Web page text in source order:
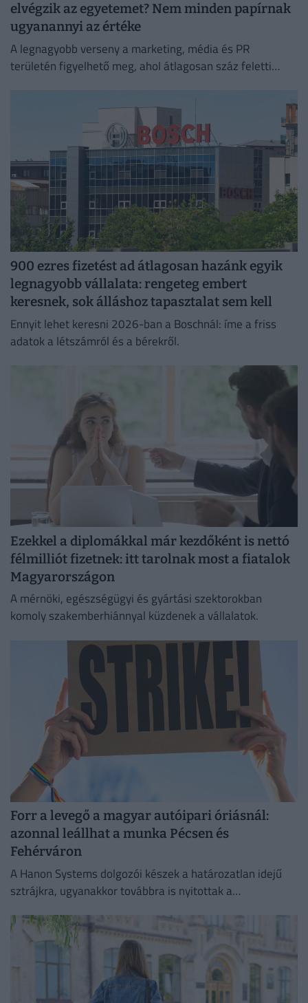
elvégzik az egyetemet? Nem minden papírnak
ugyanannyi az értéke
A legnagyobb verseny a marketing, média és PR
területén figyelhető meg, ahol átlagosan száz feletti
900 ezres fizetést ad átlagosan hazánk egyik
legnagyobb vállalata: rengeteg embert
keresnek, sok álláshoz tapasztalat sem kell
Ennyit lehet keresni 2026-ban a Boschnál: íme a friss
adatok a létszámról és a bérekről.
Ezekkel a diplomákkal már kezdőként is nettó
félmilliót fizetnek: itt tarolnak most a fiatalok
Magyarországon
A mérnöki, egészségügyi és gyártási szektorokban
komoly szakemberhiánnyal küzdenek a vállalatok.
Forr a levegő a magyar autóipari óriásnál:
azonnal leállhat a munka Pécsen és
Fehérváron
A Hanon Systems dolgozói készek a határozatlan idejű
sztrájkra, ugyanakkor továbbra is nyitottak a